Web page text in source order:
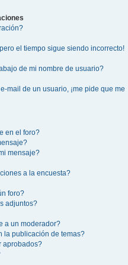
el tiempo sigue siendo incorrecto!
de mi nombre de usuario?
mail de un usuario, ¡me pide que me
en el foro?
mensaje?
a la encuesta?
foro?
adjuntos?
a un moderador?
la publicación de temas?
aprobados?